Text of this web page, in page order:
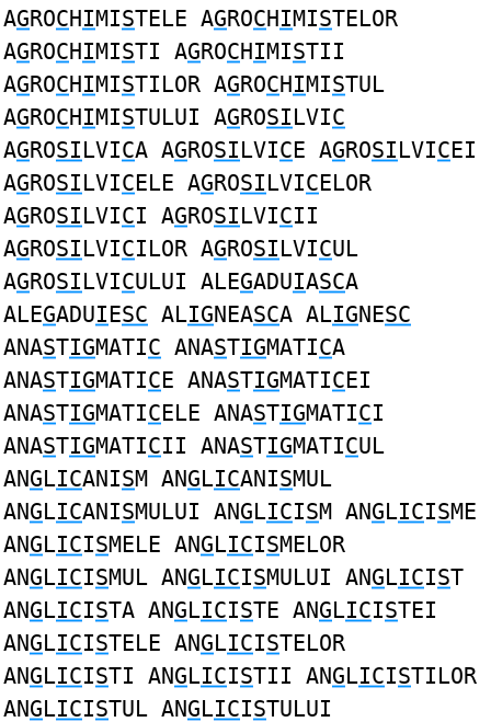
AGROCHIMISTELE AGROCHIMISTELOR
AGROCHIMISTI AGROCHIMISTII
AGROCHIMISTILOR AGROCHIMISTUL
AGROCHIMISTULUI AGROSILVIC
AGROSILVICA AGROSILVICE AGROSILVICEI
AGROSILVICELE AGROSILVICELOR
AGROSILVICI AGROSILVICII
AGROSILVICILOR AGROSILVICUL
AGROSILVICULUI ALEGADUIASCA
ALEGADUIESC ALIGNEASCA ALIGNESC
ANASTIGMATIC ANASTIGMATICA
ANASTIGMATICE ANASTIGMATICEI
ANASTIGMATICELE ANASTIGMATICI
ANASTIGMATICII ANASTIGMATICUL
ANGLICANISM ANGLICANISMUL
ANGLICANISMULUI ANGLICISM ANGLICISME
ANGLICISMELE ANGLICISMELOR
ANGLICISMUL ANGLICISMULUI ANGLICIST
ANGLICISTA ANGLICISTE ANGLICISTEI
ANGLICISTELE ANGLICISTELOR
ANGLICISTI ANGLICISTII ANGLICISTILOR
ANGLICISTUL ANGLICISTULUI